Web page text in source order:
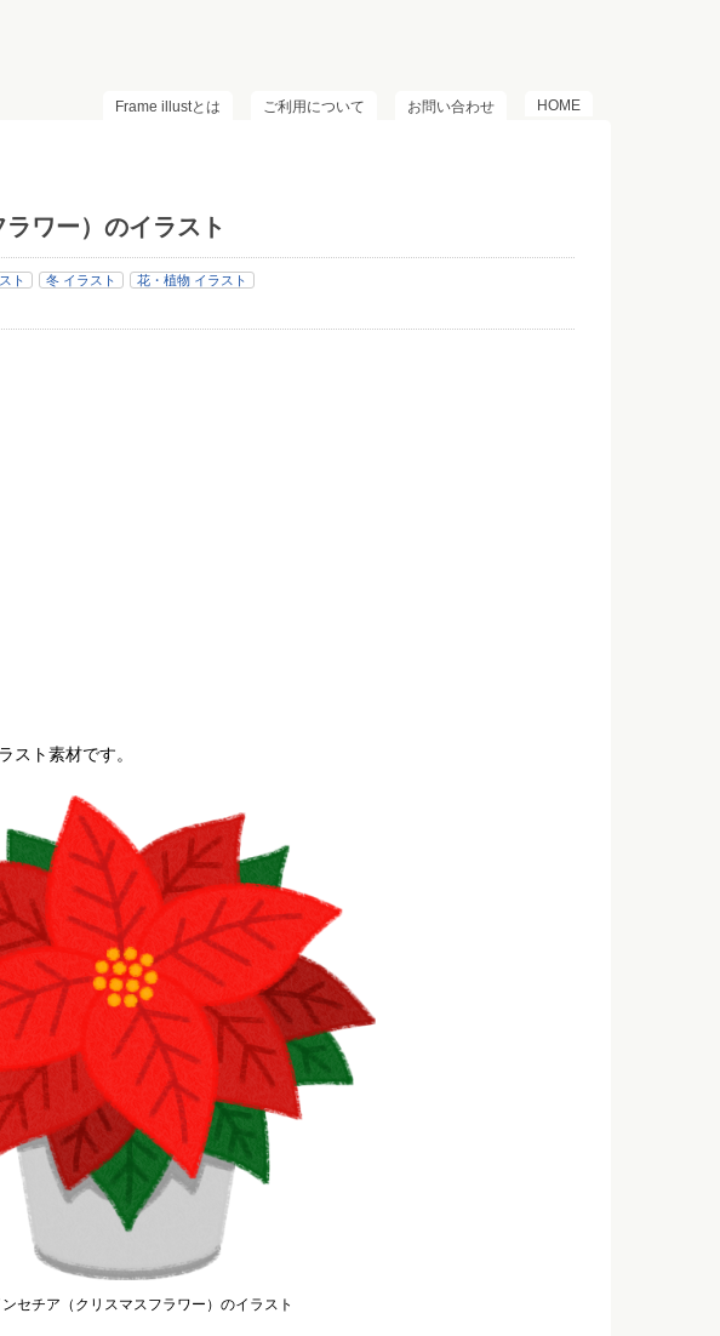
HOME
お問い合わせ
ご利用について
Frame illustとは
ワー）のイラスト
ト 冬 イラスト 花・植物 イラスト
スト素材です。
セチア（クリスマスフラワー）のイラスト